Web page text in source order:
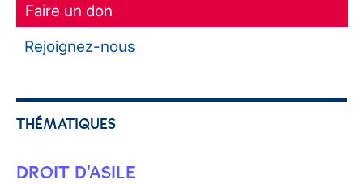
Faire un don
Rejoignez-nous
THÉMATIQUES
DROIT D'ASILE